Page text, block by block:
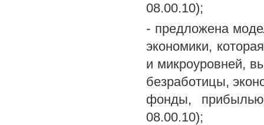
08.00.10);
- предложена
экономики,
и микроуровней,
безработицы,
фонды, прибылью
08.00.10);